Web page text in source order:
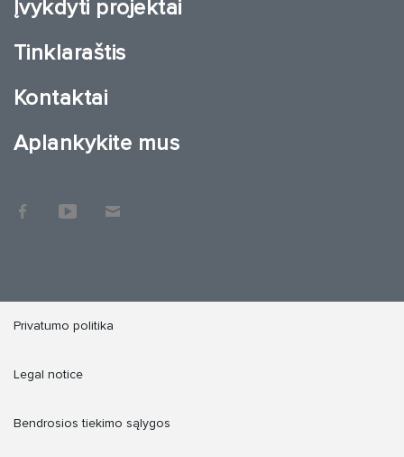
Įvykdyti projektai
Tinklaraštis
Kontaktai
Aplankykite mus
Privatumo politika
Legal notice
Bendrosios tiekimo sąlygos